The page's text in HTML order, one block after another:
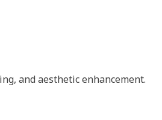
and aesthetic enhancement.